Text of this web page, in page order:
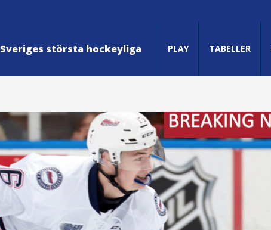
Sveriges största hockeyliga PLAY TABELLER